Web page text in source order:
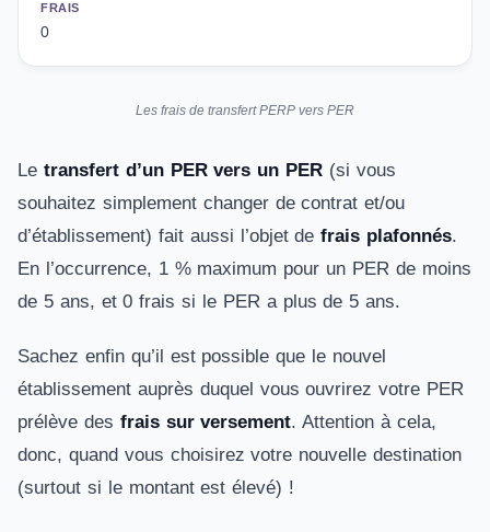
FRAIS
0
Les frais de transfert PERP vers PER
Le transfert d’un PER vers un PER (si vous
souhaitez simplement changer de contrat et/ou
d’établissement) fait aussi l’objet defrais plafonnés.
En l’occurrence, 1 % maximum pour un PER de moins
de 5 ans, et 0 frais si le PER a plus de 5 ans.
Sachez enfin qu’il est possible que le nouvel
établissement auprès duquel vous ouvrirez votre PER
prélève des frais sur versement. Attention à cela,
donc, quand vous choisirez votre nouvelle destination
(surtout si le montant est élevé) !